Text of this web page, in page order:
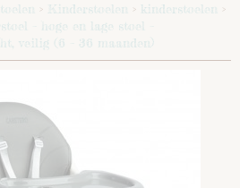
> Kinderstoelen > kinderstoelen
>
– hoge en lage stoel –
veilig (6 – 36 maanden)